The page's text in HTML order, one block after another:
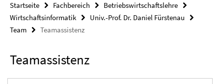
Startseite Fachbereich
Betriebswirtschaftslehre
Wirtschaftsinformatik
Univ.-Prof. Dr. Daniel Fürstenau
Team
Teamassistenz
Teamassistenz